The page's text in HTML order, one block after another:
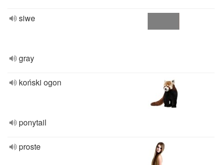
siwe
gray
koński ogon
ponytail
proste